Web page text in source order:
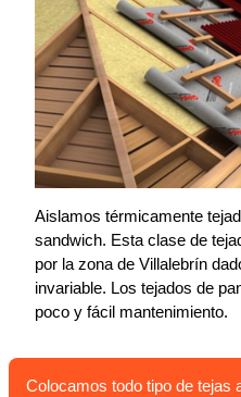
Aislamos térmicamente
sandwich. Esta clase de
por la zona de Villalebrín
invariable. Los tejados de
poco y fácil mantenimiento.
Colocamos todo tipo de tejas